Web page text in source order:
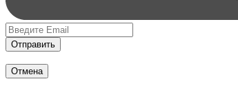
Отправить
Отмена